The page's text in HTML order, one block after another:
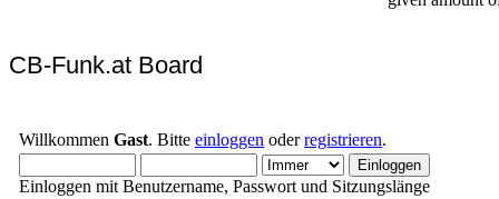
CB-Funk.at Board
Willkommen Gast. Bitte einloggen oderregistrieren.
Einloggen mit Benutzername, Passwort und Sitzungslänge